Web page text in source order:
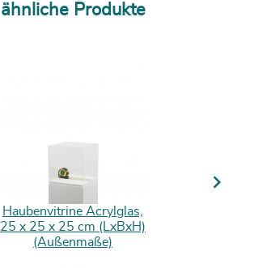
ähnliche Produkte
Haubenvitrine Acrylglas,
25 x 25 x 25 cm (LxBxH)
(Außenmaße)
Next